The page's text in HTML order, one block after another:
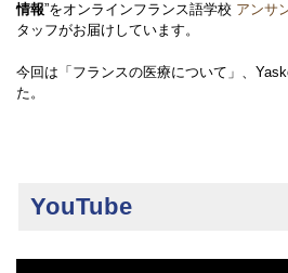
情報”をオンラインフランス語学校 アンサ
タッフがお届けしています。
今回は「フランスの医療について」、
た。
YouTube